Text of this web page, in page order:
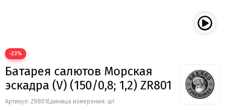
Бомбардир
УПЗ
Русская пиротехника
Веселая семейка
Веселая Затея
−23%
Батарея салютов Морская
эскадра (V) (150/0,8; 1,2) ZR801
Артикул: ZR801 Единица измерения: шт